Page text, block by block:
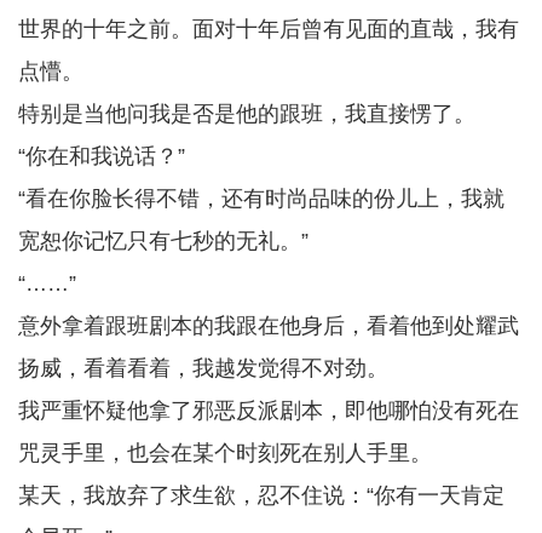
世界的十年之前。面对十年后曾有见面的直哉，我有
点懵。
特别是当他问我是否是他的跟班，我直接愣了。
“你在和我说话？”
“看在你脸长得不错，还有时尚品味的份儿上，我就
宽恕你记忆只有七秒的无礼。”
“……”
意外拿着跟班剧本的我跟在他身后，看着他到处耀武
扬威，看着看着，我越发觉得不对劲。
我严重怀疑他拿了邪恶反派剧本，即他哪怕没有死在
咒灵手里，也会在某个时刻死在别人手里。
某天，我放弃了求生欲，忍不住说：“你有一天肯定